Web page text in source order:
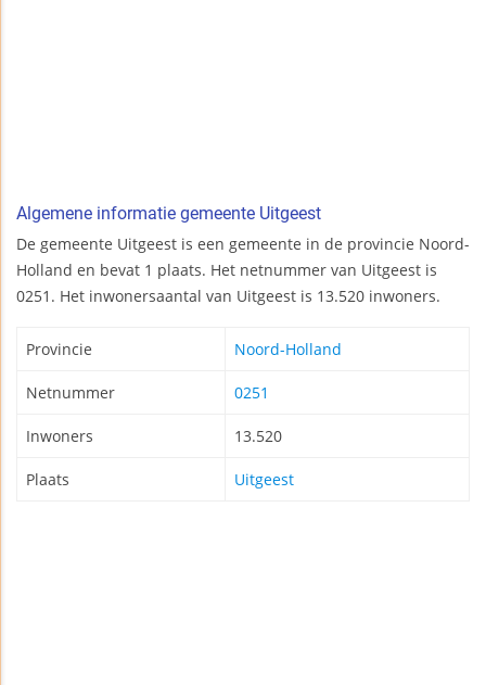
Algemene informatie gemeente Uitgeest
De gemeente Uitgeest is een gemeente in de provincie Noord-
Holland en bevat 1 plaats. Het netnummer van Uitgeest is
0251. Het inwonersaantal van Uitgeest is 13.520 inwoners.
Provincie Noord-Holland
Netnummer 0251
Inwoners 13.520
Plaats Uitgeest